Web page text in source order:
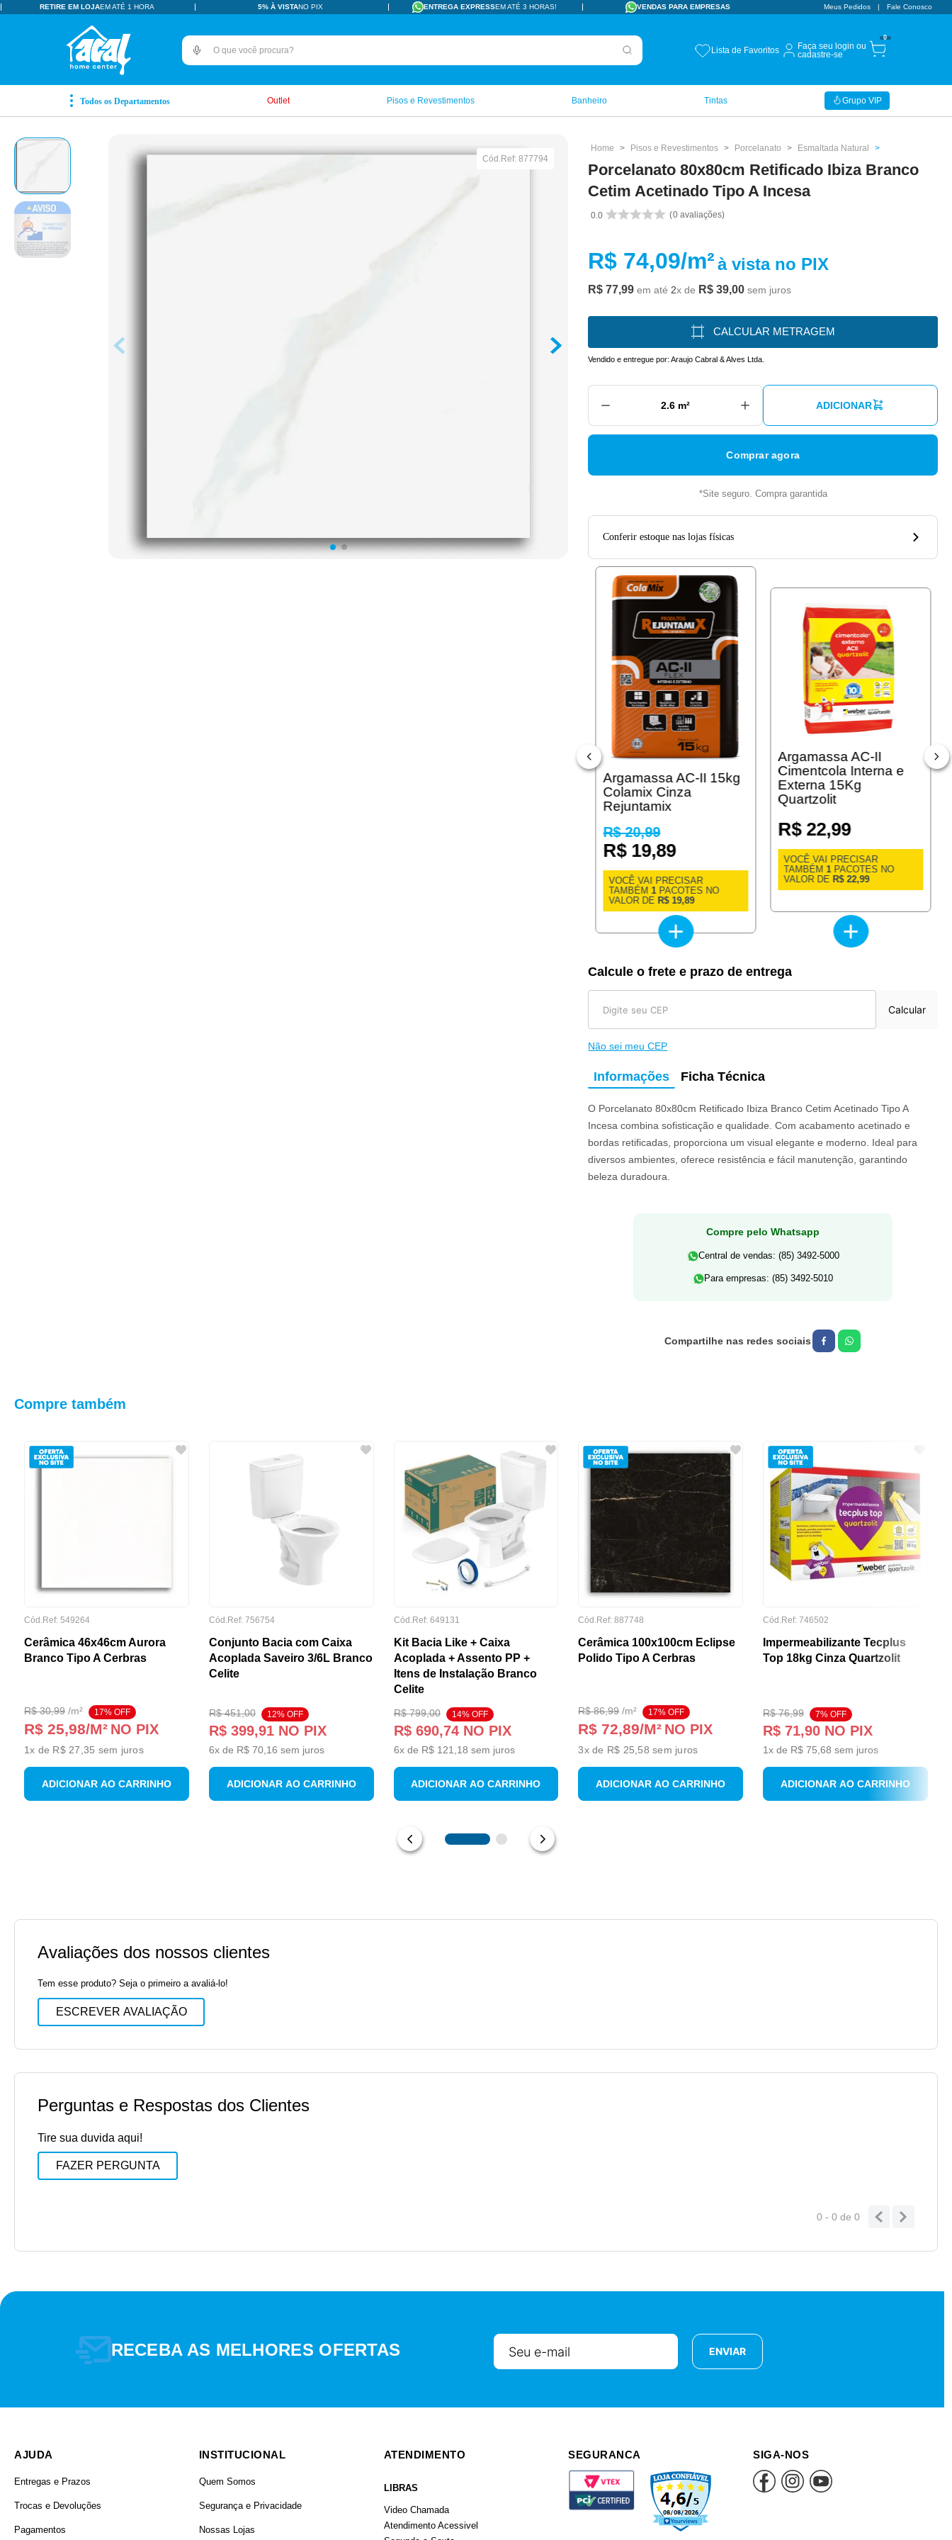
RETIRE EM LOJAEM ATÉ 1 HORA 5% À VISTANO PIX ENTREGA EXPRESSEM ATÉ 3 HORAS! VENDAS PARA EMPRESAS Meus Pedidos Fale Conosco
O que você procura?
Lista de Favoritos
Faça seu login ou
cadastre-se
0
Grupo VIP
Outlet Pisos e Revestimentos Banheiro Tintas
Cód.Ref:877794
Pisos e Revestimentos Porcelanato Esmaltada Natural
Porcelanato 80x80cm Retificado Ibiza Branco
Cetim Acetinado Tipo A Incesa
0.0 0 avaliações
R$ 74,09/m²à vista no PIX
R$ 77,99 em até 2x de R$ 39,00 sem juros
CALCULAR METRAGEM
Vendido e entregue por:Araujo Cabral & Alves Ltda.
ADICIONAR
Comprar agora
*Site seguro. Compra garantida
Conferir estoque nas lojas físicas
Argamassa AC-II 15kg
Colamix Cinza
Rejuntamix
R$ 20,99
R$ 19,89
VOCÊ VAI PRECISAR
TAMBÉM 1 PACOTES NO
VALOR DE R$ 19,89
+
Argamassa AC-II
Cimentcola Interna e
Externa 15Kg
Quartzolit
R$ 22,99
VOCÊ VAI PRECISAR
TAMBÉM 1 PACOTES NO
VALOR DE R$ 22,99
+
Calcule o frete e prazo de entrega
Calcular
Não sei meu CEP
Informações Ficha Técnica
O Porcelanato 80x80cm Retificado Ibiza Branco Cetim Acetinado Tipo A
Incesa combina sofisticação e qualidade. Com acabamento acetinado e
bordas retificadas, proporciona um visual elegante e moderno. Ideal para
diversos ambientes, oferece resistência e fácil manutenção, garantindo
beleza duradoura.
Compre pelo Whatsapp
Central de vendas: (85) 3492-5000
Para empresas: (85) 3492-5010
Compre também
Cód.Ref: 549264
Cerâmica 46x46cm Aurora
Branco Tipo A Cerbras
R$ 30,99/m² 17% OFF
R$ 25,98/M² NO PIX
1x de R$ 27,35 sem juros
ADICIONAR AO CARRINHO
Cód.Ref: 756754
Conjunto Bacia com Caixa
Acoplada Saveiro 3/6L Branco
Celite
R$ 451,00 12% OFF
R$ 399,91NO PIX
6x de R$ 70,16 sem juros
ADICIONAR AO CARRINHO
Cód.Ref: 649131
Kit Bacia Like + Caixa
Acoplada + Assento PP +
Itens de Instalação Branco
Celite
R$ 799,00 14% OFF
R$ 690,74NO PIX
6x de R$ 121,18 sem juros
ADICIONAR AO CARRINHO
Cód.Ref:887748
Cerâmica 100x100cm Eclipse
Polido Tipo A Cerbras
R$ 86,99/m² 17% OFF
R$ 72,89/M² NO PIX
3x de R$ 25,58 sem juros
ADICIONAR AO CARRINHO
Cód.Ref:746502
Impermeabilizante Tecplus
Top 18kg Cinza Quartzolit
R$ 76,99 7% OFF
R$ 71,90 NO PIX
1x de R$ 75,68 sem juros
ADICIONAR AO CARRINHO
Avaliações dos nossos clientes
Tem esse produto? Seja o primeiro a avaliá-lo!
ESCREVER AVALIAÇÃO
Perguntas e Respostas dos Clientes
Tire sua duvida aqui!
FAZER PERGUNTA
0 - 0 de 0
RECEBA AS MELHORES OFERTAS ENVIAR
AJUDA
Entregas e Prazos
Trocas e Devoluções
Pagamentos
INSTITUCIONAL
Quem Somos
Segurança e Privacidade
Nossas Lojas
ATENDIMENTO
LIBRAS
Video Chamada
Atendimento Acessivel
SEGURANCA SIGA-NOS
TERMOS MAIS BUSCADOS
pisos revestimentos
2º ceramica
3º tinta
5º revestimento
6º vaso sanitário
7º pia